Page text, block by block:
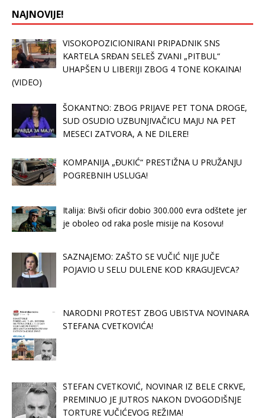
NAJNOVIJE!
VISOKOPOZICIONIRANI PRIPADNIK SNS
KARTELA SRĐAN SELEŠ ZVANI „PITBUL“
UHAPŠEN U LIBERIJI ZBOG 4 TONE KOKAINA!
(VIDEO)
ŠOKANTNO: ZBOG PRIJAVE PET TONA DROGE,
SUD OSUDIO UZBUNJIVAČICU MAJU NA PET
MESECI ZATVORA, A NE DILERE!
KOMPANIJA „ĐUKIĆ“ PRESTIŽNA U PRUŽANJU
POGREBNIH USLUGA!
Italija: Bivši oficir dobio 300.000 evra odštete jer
je oboleo od raka posle misije na Kosovu!
SAZNAJEMO: ZAŠTO SE VUČIĆ NIJE JUČE
POJAVIO U SELU DULENE KOD KRAGUJEVCA?
NARODNI PROTEST ZBOG UBISTVA NOVINARA
STEFANA CVETKOVIĆA!
STEFAN CVETKOVIĆ, NOVINAR IZ BELE CRKVE,
PREMINUO JE JUTROS NAKON DVOGODIŠNJE
TORTURE VUČIĆEVOG REŽIMA!